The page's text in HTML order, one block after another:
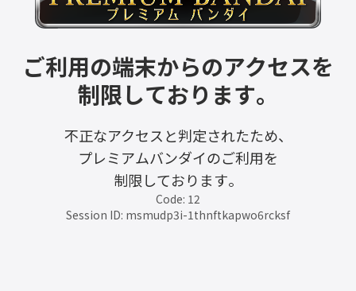
ご利用の端末からのアクセスを
制限しております。
不正なアクセスと判定されたため、
プレミアムバンダイのご利用を
制限しております。
Code: 12
Session ID: msmudp3i-1thnftkapwo6rcksf